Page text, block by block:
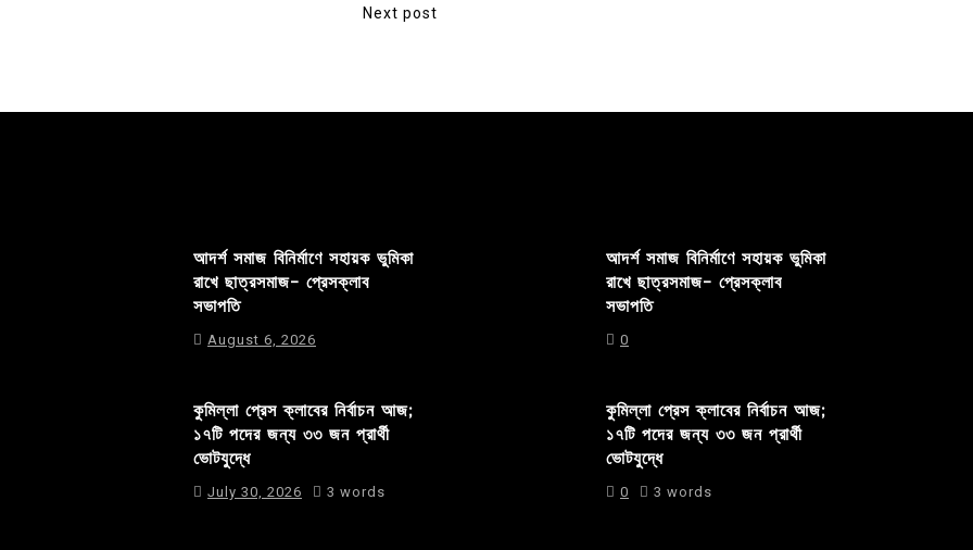
Next post
আদর্শ সমাজ বিনির্মাণে সহায়ক ভুমিকা
রাখে ছাত্রসমাজ- প্রেসক্লাব
সভাপতি
August 6, 2026
কুমিল্লা প্রেস ক্লাবের নির্বাচন আজ;
১৭টি পদের জন্য ৩৩ জন প্রার্থী
ভোটযুদ্ধে
July 30, 2026 3 words
আদর্শ সমাজ বিনির্মাণে সহায়ক ভুমিকা
রাখে ছাত্রসমাজ- প্রেসক্লাব
সভাপতি
0
কুমিল্লা প্রেস ক্লাবের নির্বাচন আজ;
১৭টি পদের জন্য ৩৩ জন প্রার্থী
ভোটযুদ্ধে
0 3 words